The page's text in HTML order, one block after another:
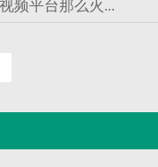
频平台那么火...